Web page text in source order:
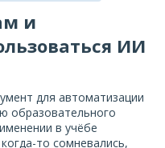
и
ИИ
для автоматизации
образовательного
в учёбе
то сомневались,